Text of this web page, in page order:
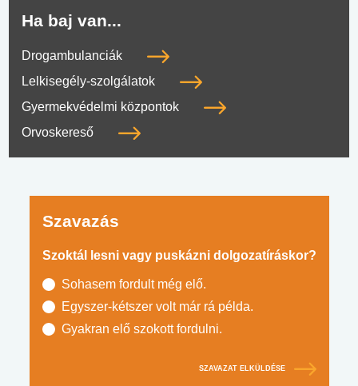
Ha baj van...
Drogambulanciák
Lelkisegély-szolgálatok
Gyermekvédelmi központok
Orvoskereső
Szavazás
Szoktál lesni vagy puskázni dolgozatíráskor?
Sohasem fordult még elő.
Egyszer-kétszer volt már rá példa.
Gyakran elő szokott fordulni.
SZAVAZAT ELKÜLDÉSE